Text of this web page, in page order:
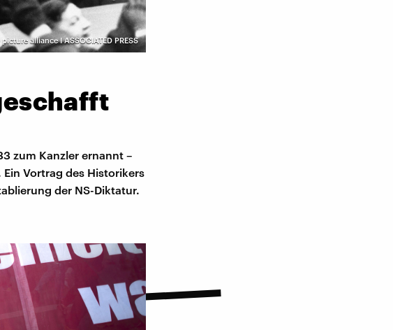
picture alliance I ASSOCIATED PRESS
zum Kanzler ernannt –
Vortrag des Historikers
der NS-Diktatur.